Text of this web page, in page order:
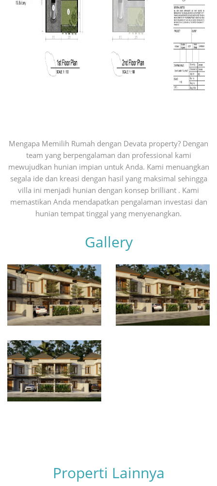
Mengapa Memilih Rumah dengan Devata property? Dengan
team yang berpengalaman dan professional kami
mewujudkan hunian impian untuk Anda. Kami menuangkan
segala ide dan kreasi dengan hasil yang maksimal sehingga
villa ini menjadi hunian dengan konsep brilliant . Kami
memastikan Anda mendapatkan pengalaman investasi dan
hunian tempat tinggal yang menyenangkan.
Gallery
Properti Lainnya